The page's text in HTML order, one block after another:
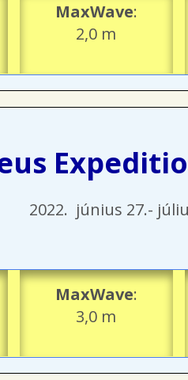
MaxWave:
2,0 m
2022. június 27.-
MaxWave:
3,0 m